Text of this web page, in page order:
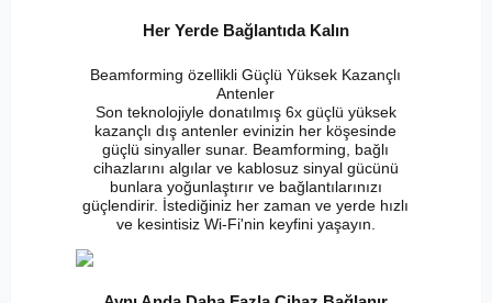
Her Yerde Bağlantıda Kalın
Beamforming özellikli Güçlü Yüksek Kazançlı
Antenler
Son teknolojiyle donatılmış 6x güçlü yüksek
kazançlı dış antenler evinizin her köşesinde
güçlü sinyaller sunar. Beamforming, bağlı
cihazlarını algılar ve kablosuz sinyal gücünü
bunlara yoğunlaştırır ve bağlantılarınızı
güçlendirir. İstediğiniz her zaman ve yerde hızlı
ve kesintisiz Wi-Fi'nin keyfini yaşayın.